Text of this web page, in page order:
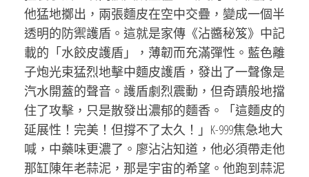
他猛地擲出，兩張麵皮在空中交疊，變成一個半
透明的防禦護盾。這就是家傳《沾醬秘笈》中記
載的「水餃皮護盾」，薄韌而充滿彈性。藍色離
子炮光束猛烈地擊中麵皮護盾，發出了一聲像是
汽水開蓋的聲音。護盾劇烈震動，但奇蹟般地擋
住了攻擊，只是散發出濃郁的麵香。「這麵皮的
延展性！完美！但撐不了太久！」K-999焦急地大
喊，中藥味更濃了。廖沾沾知道，他必須帶走他
那缸陳年老蒜泥，那是宇宙的希望。他跑到蒜泥